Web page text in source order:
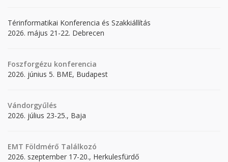
Térinformatikai Konferencia és Szakkiállítás
2026. május 21-22. Debrecen
Foszforgézu konferencia
2026. június 5. BME, Budapest
Vándorgyűlés
2026. július 23-25., Baja
EMT Földmérő Találkozó
2026. szeptember 17-20., Herkulesfürdő